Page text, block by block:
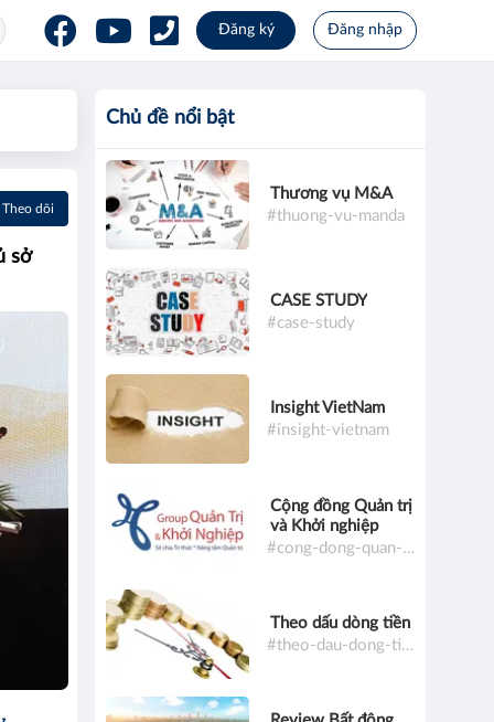
Đăng ký Đăng nhập
Theo dõi
sở
Chủ đề nổi bật
Thương vụ M&A
#thuong-vu-manda
CASE STUDY
#case-study
Insight VietNam
#insight-vietnam
Cộng đồng Quản trị
và Khởi nghiệp
#cong-dong-quan-tri-va-khoi-nghiep
Theo dấu dòng tiền
#theo-dau-dong-tien